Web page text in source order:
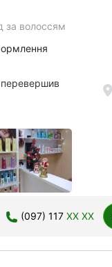
за волоссям
перевершив
(097) 117 XX XX